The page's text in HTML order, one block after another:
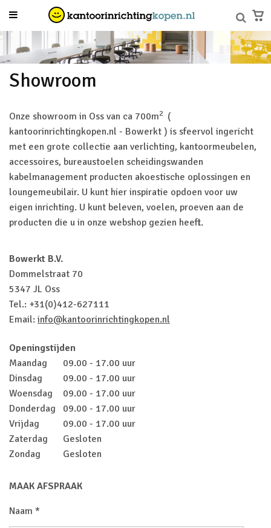
Showroom
Onze showroom in Oss van ca 700m2 (
kantoorinrichtingkopen.nl - Bowerkt ) is sfeervol ingericht
met een grote collectie aan verlichting, kantoormeubelen,
accessoires, bureaustoelen scheidingswanden
kabelmanagement producten akoestische oplossingen en
loungemeubilair. U kunt hier inspiratie opdoen voor uw
eigen inrichting. U kunt beleven, voelen, proeven aan de
producten die u in onze webshop gezien heeft.
Bowerkt B.V.
Dommelstraat 70
5347 JL Oss
Tel.: +31(0)412-627111
Email: info@kantoorinrichtingkopen.nl
Openingstijden
Maandag
09.00 - 17.00 uur
Dinsdag
09.00 - 17.00 uur
Woensdag
09.00 - 17.00 uur
Donderdag 09.00 - 17.00 uur
Vrijdag
09.00 - 17.00 uur
Zaterdag
Gesloten
Zondag
Gesloten
MAAK AFSPRAAK
Naam *